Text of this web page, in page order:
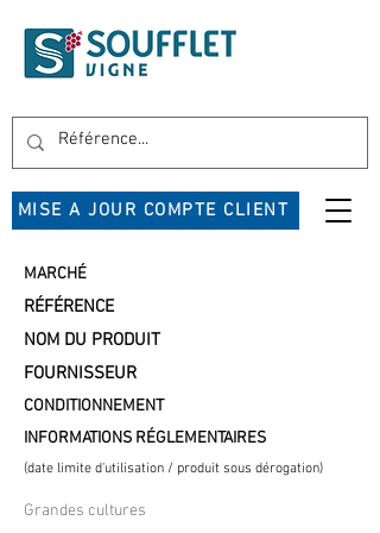
MISE A JOUR COMPTE CLIENT
MARCHÉ
RÉFÉRENCE
NOM DU PRODUIT
FOURNISSEUR
CONDITIONNEMENT
INFORMATIONS RÉGLEMENTAIRES
(date limite d'utilisation / produit sous dérogation)
Grandes cultures